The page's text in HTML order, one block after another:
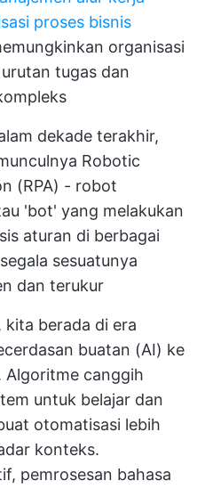
proses bisnis
organisasi
tugas dan
dekade terakhir,
Robotic
(RPA) - robot
'bot' yang melakukan
aturan di berbagai
sesuatunya
dan terukur
kita berada di era
buatan (AI) ke
Algoritme canggih
untuk belajar dan
otomatisasi lebih
konteks.
pemrosesan bahasa